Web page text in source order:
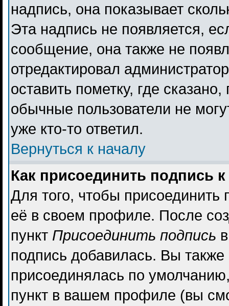
надпись, она показывает
Эта надпись не появляется,
сообщение, она также не
отредактировал
оставить пометку, где
обычные пользователи не
уже кто-то ответил.
Вернуться к началу
Как присоединить подпись
Для того, чтобы
её в своем профиле. После
пункт Присоединить подпись
подпись добавилась. Вы
присоединялась по
пункт в вашем профиле (вы